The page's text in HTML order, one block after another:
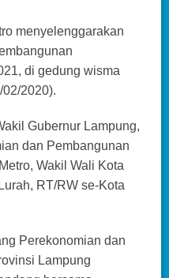
menyelenggarakan
di gedung wisma
2020).
Gubernur Lampung,
dan Pembangunan
Wakil Wali Kota
RT/RW se-Kota
Perekonomian dan
Lampung